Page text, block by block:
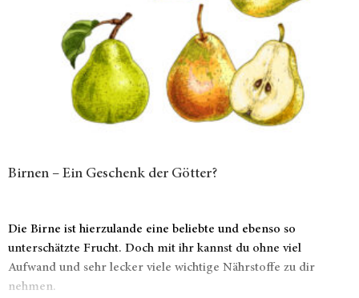
Birnen – Ein Geschenk der Götter?
Die Birne ist hierzulande eine beliebte und ebenso so
unterschätzte Frucht. Doch mit ihr kannst du ohne viel
Aufwand und sehr lecker viele wichtige Nährstoffe zu dir
nehmen.